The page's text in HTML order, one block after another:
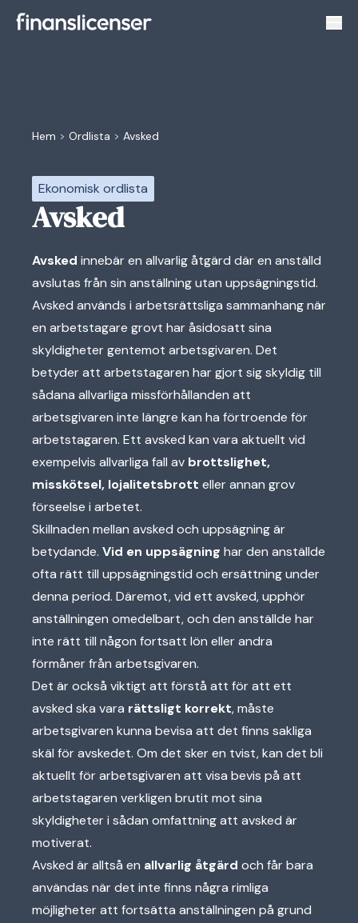
Hem > Ordlista > Avsked
Ekonomisk ordlista
Avsked
Avsked innebär en allvarlig åtgärd där en anställd
avslutas från sin anställning utan uppsägningstid.
Avsked används i arbetsrättsliga sammanhang när
en arbetstagare grovt har åsidosatt sina
skyldigheter gentemot arbetsgivaren. Det
betyder att arbetstagaren har gjort sig skyldig till
sådana allvarliga missförhållanden att
arbetsgivaren inte längre kan ha förtroende för
arbetstagaren. Ett avsked kan vara aktuellt vid
exempelvis allvarliga fall av brottslighet,
misskötsel, lojalitetsbrott eller annan grov
förseelse i arbetet.
Skillnaden mellan avsked och uppsägning är
betydande. Vid en uppsägning har den anställde
ofta rätt till uppsägningstid och ersättning under
denna period. Däremot, vid ett avsked, upphör
anställningen omedelbart, och den anställde har
inte rätt till någon fortsatt lön eller andra
förmåner från arbetsgivaren.
Det är också viktigt att förstå att för att ett
avsked ska vara rättsligt korrekt, måste
arbetsgivaren kunna bevisa att det finns sakliga
skäl för avskedet. Om det sker en tvist, kan det bli
aktuellt för arbetsgivaren att visa bevis på att
arbetstagaren verkligen brutit mot sina
skyldigheter i sådan omfattning att avsked är
motiverat.
Avsked är alltså en allvarlig åtgärd och får bara
användas när det inte finns några rimliga
möjligheter att fortsätta anställningen på grund